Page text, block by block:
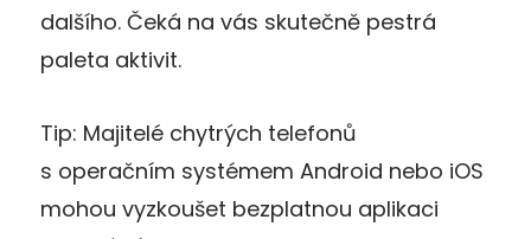
dalšího. Čeká na vás skutečně pestrá
paleta aktivit.
Tip: Majitelé chytrých telefonů
s operačním systémem Android nebo iOS
mohou vyzkoušet bezplatnou aplikaci